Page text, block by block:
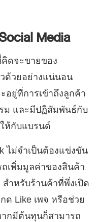
Media
คิดจะขายของ
ด้วยอย่างแน่นอน
อยู่ที่การเข้าถึงลูกค้า
ม และมีปฏิสัมพันธ์กับ
ห้กับแบรนด์
ไม่จำเป็นต้องแข่งขัน
ถเพิ่มมูลค่าของสินค้า
สำหรับร้านค้าที่พึ่งเปิด
ด Like เพจ หรือช่วย
กมีต้นทุนก็สามารถ